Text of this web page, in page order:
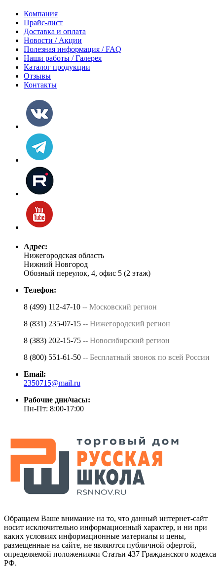
Компания
Прайс-лист
Доставка и оплата
Новости / Акции
Полезная информация / FAQ
Наши работы / Галерея
Каталог продукции
Отзывы
Контакты
Адрес:
Нижегородская область
Нижний Новгород
Обозный переулок, 4, офис 5 (2 этаж)
Телефон:
8 (499) 112-47-10 -- Московский регион
8 (831) 235-07-15 -- Нижегородский регион
8 (383) 202-15-75 -- Новосибирский регион
8 (800) 551-61-50 -- Бесплатный звонок по всей России
Email:
2350715@mail.ru
Рабочие дни/часы:
Пн-Пт: 8:00-17:00
Обращаем Ваше внимание на то, что данный интернет-сайт
носит исключительно информационный характер, и ни при
каких условиях информационные материалы и цены,
размещенные на сайте, не являются публичной офертой,
определяемой положениями Статьи 437 Гражданского кодекса
РФ.